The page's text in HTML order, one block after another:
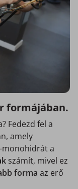
formájában.
Fedezd fel a
amely
monohidrát a
számít, mivel ez
forma az erő